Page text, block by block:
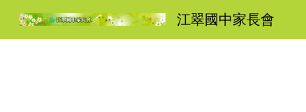
江翠國中家長會